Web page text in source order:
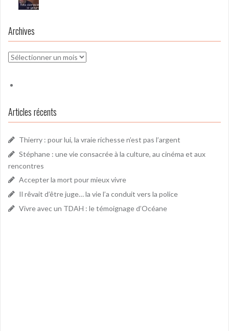
Archives
Archives
Articles récents
Thierry : pour lui, la vraie richesse n’est pas l’argent
Stéphane : une vie consacrée à la culture, au cinéma et aux
rencontres
Accepter la mort pour mieux vivre
Il rêvait d’être juge… la vie l’a conduit vers la police
Vivre avec un TDAH : le témoignage d’Océane